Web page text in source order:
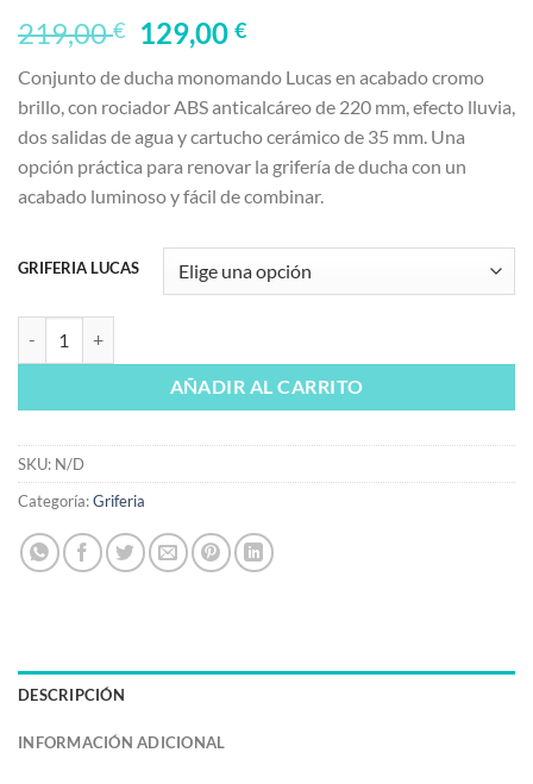
219,00€
El
precio
original
era:
219,00 €.
129,00€El
actual
es:
129,00 €.
Conjunto de ducha monomando Lucas en acabado cromo
brillo, con rociador ABS anticalcáreo de 220 mm, efecto lluvia,
dos salidas de agua y cartucho cerámico de 35 mm. Una
opción práctica para renovar la grifería de ducha con un
acabado luminoso y fácil de combinar.
GRIFERIA LUCAS
AÑADIR AL CARRITO
SKU: N/D
Categoría:Griferia
DESCRIPCIÓN
INFORMACIÓN ADICIONAL